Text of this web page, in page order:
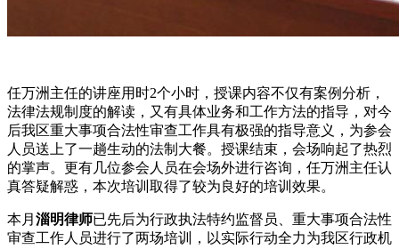
任万洲主任的讲座用时2个小时，授课内容不仅有案例分析，
法律法规制度的解读，又有具体业务和工作方法的指导，对今
后我区重大事项合法性审查工作具有极强的指导意义，为参会
人员送上了一趟生动的法制大餐。授课结束，会场响起了热烈
的掌声。更有几位参会人员在会场外进行咨询，任万洲主任认
真答疑解惑，本次培训取得了较为良好的培训效果。
本月 淄明律师已先后为行政执法特约监督员、重大事项合法性
审查工作人员进行了两场培训，以实际行动全力为我区行政机